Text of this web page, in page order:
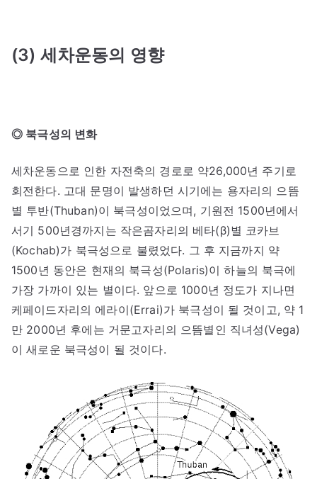
(3) 세차운동의 영향
◎ 북극성의 변화
세차운동으로 인한 자전축의 경로로 약26,000년 주기로
회전한다. 고대 문명이 발생하던 시기에는 용자리의 으뜸
별 투반(Thuban)이 북극성이었으며, 기원전 1500년에서
서기 500년경까지는 작은곰자리의 베타(β)별 코카브
(Kochab)가 북극성으로 불렸었다. 그 후 지금까지 약
1500년 동안은 현재의 북극성(Polaris)이 하늘의 북극에
가장 가까이 있는 별이다. 앞으로 1000년 정도가 지나면
케페이드자리의 에라이(Errai)가 북극성이 될 것이고, 약 1
만 2000년 후에는 거문고자리의 으뜸별인 직녀성(Vega)
이 새로운 북극성이 될 것이다.